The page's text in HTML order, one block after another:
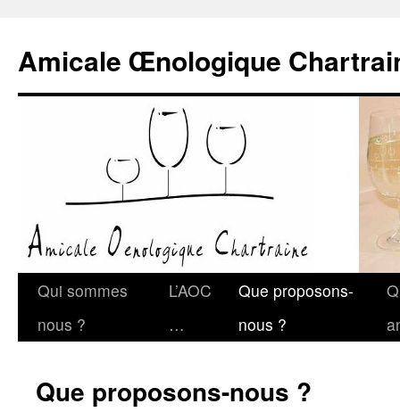
Amicale Œnologique
Qui sommes
nous ?
L’AOC
…
Que proposons-
nous ?
Que proposons-nous ?